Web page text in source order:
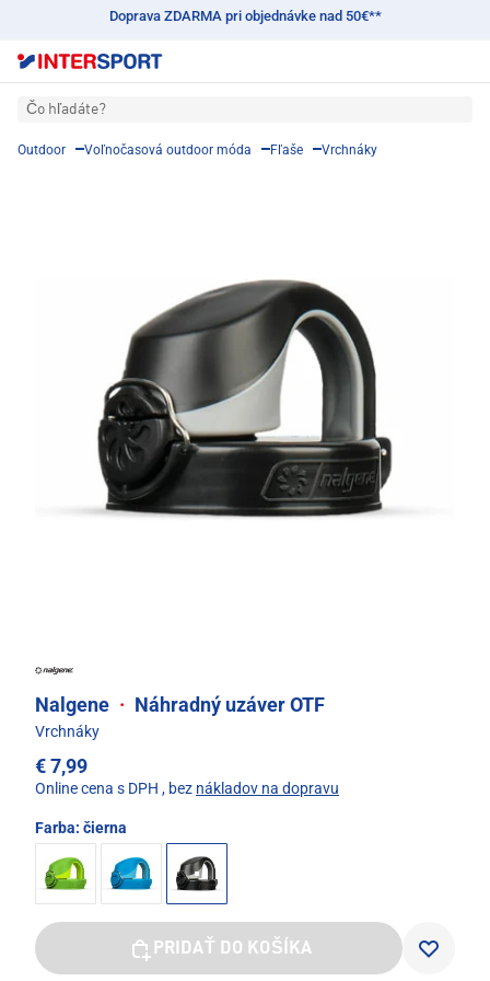
Doprava ZDARMA pri objednávke nad 50€**
Čo hľadáte?
Outdoor Voľnočasová outdoor móda Fľaše Vrchnáky
Nalgene · Náhradný uzáver OTF
Vrchnáky
€ 7,99
Online cena s DPH , bez nákladov na dopravu
Farba: čierna
PRIDAŤ DO KOŠÍKA